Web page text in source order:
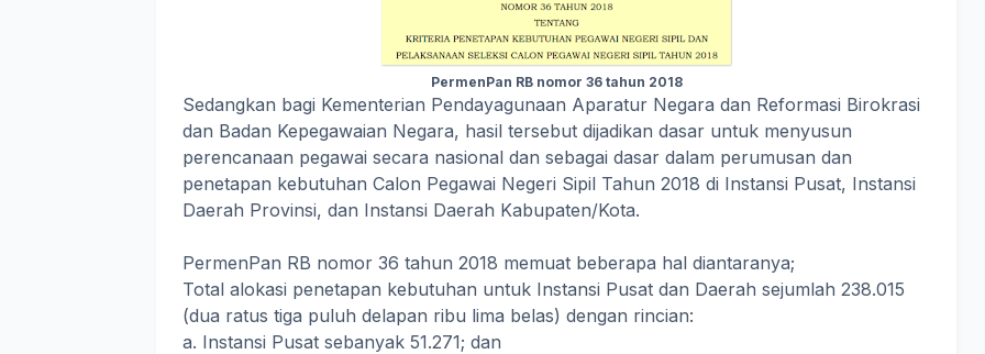
PermenPan RB nomor 36 tahun 2018
Sedangkan bagi Kementerian Pendayagunaan Aparatur Negara dan Reformasi Birokrasi
dan Badan Kepegawaian Negara, hasil tersebut dijadikan dasar untuk menyusun
perencanaan pegawai secara nasional dan sebagai dasar dalam perumusan dan
penetapan kebutuhan Calon Pegawai Negeri Sipil Tahun 2018 di Instansi Pusat, Instansi
Daerah Provinsi, dan Instansi Daerah Kabupaten/Kota.
PermenPan RB nomor 36 tahun 2018 memuat beberapa hal diantaranya;
Total alokasi penetapan kebutuhan untuk Instansi Pusat dan Daerah sejumlah 238.015
(dua ratus tiga puluh delapan ribu lima belas) dengan rincian:
a. Instansi Pusat sebanyak 51.271; dan